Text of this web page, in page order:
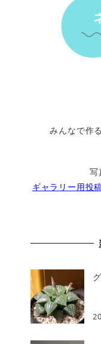
みんなで作
写
ギャラリー用投